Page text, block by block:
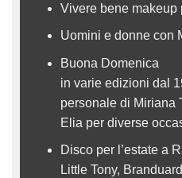
Vivere bene makeup
Uomini e donne con
Buona Domenica
in varie edizioni dal
personale di Miriana
Elia per diverse
Disco per l’estate a
Little Tony,